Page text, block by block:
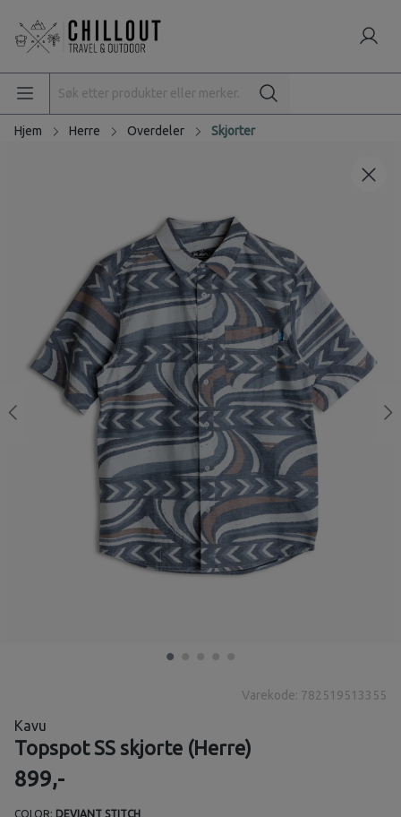
Hjem Herre Overdeler Skjorter
Varekode: 782519513355
Kavu
Topspot SS skjorte (Herre)
899,-
COLOR: DEVIANT STITCH